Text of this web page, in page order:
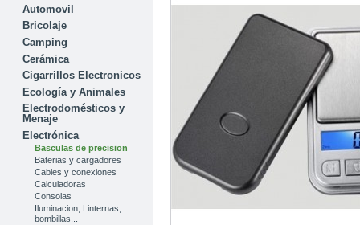
Automovil
Bricolaje
Camping
Cerámica
Cigarrillos Electronicos
Ecología y Animales
Electrodomésticos y
Menaje
Electrónica
Basculas de precision
Baterias y cargadores
Cables y conexiones
Calculadoras
Consolas
Iluminacion, Linternas,
bombillas...